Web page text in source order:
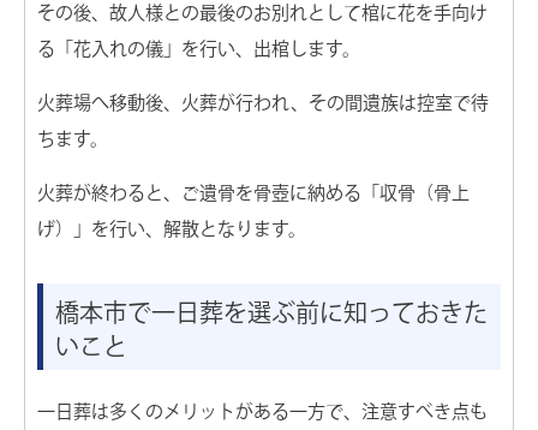
その後、故人様との最後のお別れとして棺に花を手向け
る「花入れの儀」を行い、出棺します。
火葬場へ移動後、火葬が行われ、その間遺族は控室で待
ちます。
火葬が終わると、ご遺骨を骨壺に納める「収骨（骨上
げ）」を行い、解散となります。
橋本市で一日葬を選ぶ前に知っておきた
いこと
一日葬は多くのメリットがある一方で、注意すべき点も